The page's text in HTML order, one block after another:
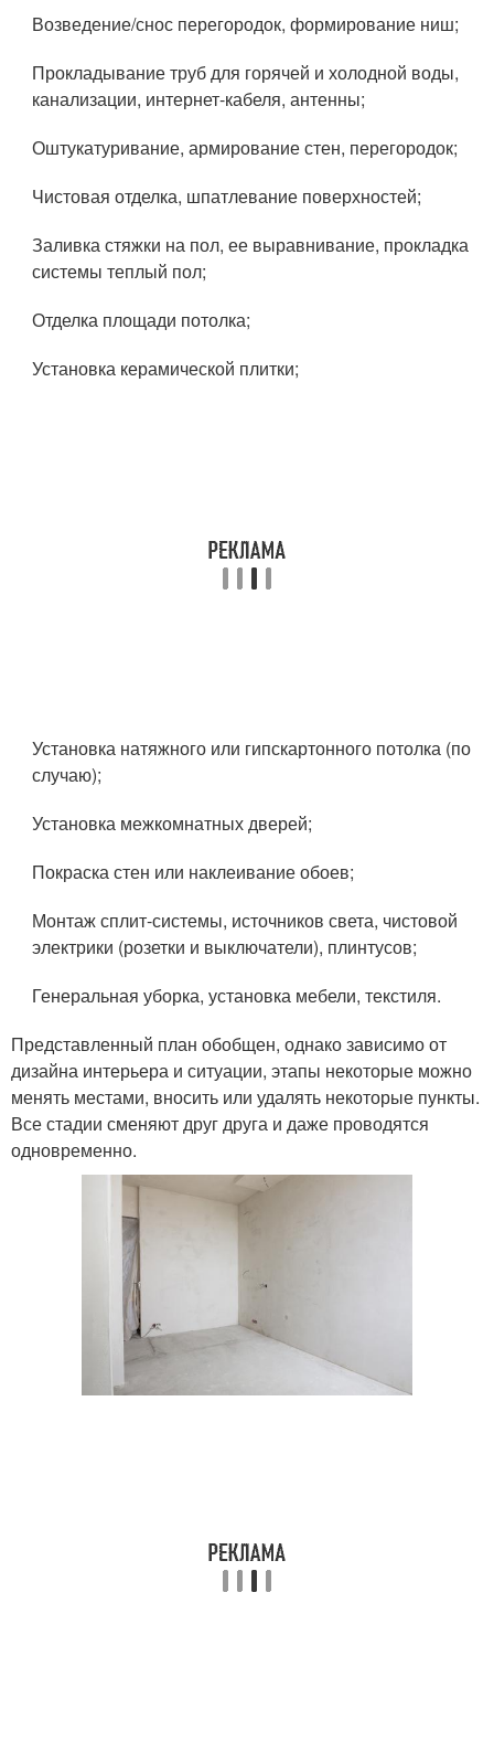
Возведение/снос перегородок, формирование ниш;
Прокладывание труб для горячей и холодной воды,
канализации, интернет-кабеля, антенны;
Оштукатуривание, армирование стен, перегородок;
Чистовая отделка, шпатлевание поверхностей;
Заливка стяжки на пол, ее выравнивание, прокладка
системы теплый пол;
Отделка площади потолка;
Установка керамической плитки;
Установка натяжного или гипскартонного потолка (по
случаю);
Установка межкомнатных дверей;
Покраска стен или наклеивание обоев;
Монтаж сплит-системы, источников света, чистовой
электрики (розетки и выключатели), плинтусов;
Генеральная уборка, установка мебели, текстиля.
Представленный план обобщен, однако зависимо от
дизайна интерьера и ситуации, этапы некоторые можно
менять местами, вносить или удалять некоторые пункты.
Все стадии сменяют друг друга и даже проводятся
одновременно.